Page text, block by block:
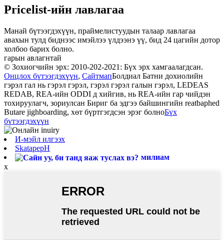
Pricelist-ийн лавлагаа
Манай бүтээгдэхүүн, праймелистуудын талаар лавлагаа
авахын тулд биднээс имэйлээ үлдээнэ үү, бид 24 цагийн дотор
холбоо барих болно.
гарын авлагнтай
© Зохиогчийн эрх: 2010-202-2021: Бүх эрх хамгаалагдсан.
Онцлох бүтээгдэхүүн, СайтмапБолдиал Батни дохиолийн
гэрэл гал нь гэрэл гэрэл, гэрэл гэрэл галын гэрэл, LEDEAS
REDAB, REA-ийн ODDI д хийгив, нь REA-ийн гар чийдэн
тохируулагч, зориулсан Бириг ба эдгээ байшингийн reatbaphed
Butare jighboarding, хөт бүртгэгдсэн эрэг болноБүх
бүтээгдэхүүн
И-мэйл илгээх
SkatapepH
милиам
x